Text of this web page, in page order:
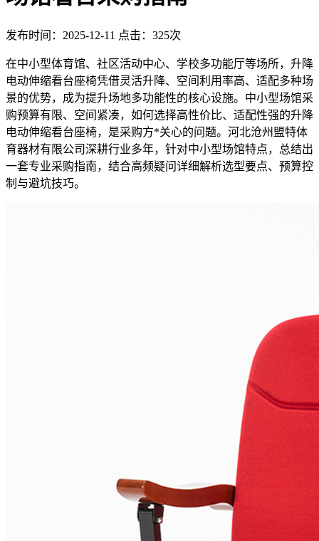
发布时间：2025-12-11 点击：325次
在中小型体育馆、社区活动中心、学校多功能厅等场所，升降
电动伸缩看台座椅凭借灵活升降、空间利用率高、适配多种场
景的优势，成为提升场地多功能性的核心设施。中小型场馆采
购预算有限、空间紧凑，如何选择高性价比、适配性强的升降
电动伸缩看台座椅，是采购方*关心的问题。河北沧州盟特体
育器材有限公司深耕行业多年，针对中小型场馆特点，总结出
一套专业采购指南，结合高频疑问详细解析选型要点、预算控
制与避坑技巧。​